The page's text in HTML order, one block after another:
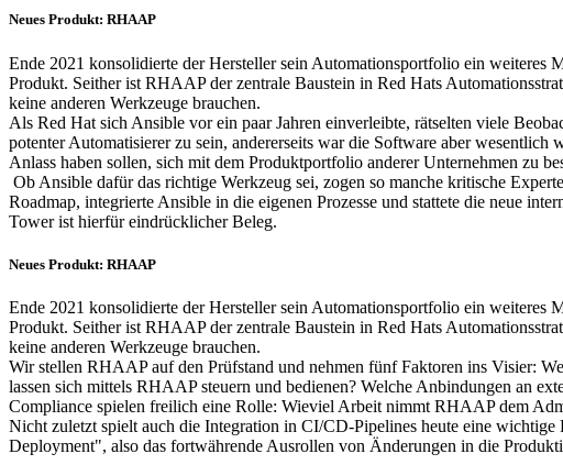
Neues Produkt: RHAAP
Ende 2021 konsolidierte der Hersteller sein Automationsportfolio ein
Produkt. Seither ist RHAAP der zentrale Baustein in Red Hats
keine anderen Werkzeuge brauchen.
Als Red Hat sich Ansible vor ein paar Jahren einverleibte, rätselten viele
potenter Automatisierer zu sein, andererseits war die Software aber
Anlass haben sollen, sich mit dem Produktportfolio anderer Unternehmen zu
Ob Ansible dafür das richtige Werkzeug sei, zogen so manche kritische
Roadmap, integrierte Ansible in die eigenen Prozesse und stattete die neue
Tower ist hierfür eindrücklicher Beleg.
Neues Produkt: RHAAP
Ende 2021 konsolidierte der Hersteller sein Automationsportfolio ein
Produkt. Seither ist RHAAP der zentrale Baustein in Red Hats
keine anderen Werkzeuge brauchen.
Wir stellen RHAAP auf den Prüfstand und nehmen fünf Faktoren ins Visier:
lassen sich mittels RHAAP steuern und bedienen? Welche Anbindungen an
Compliance spielen freilich eine Rolle: Wieviel Arbeit nimmt RHAAP dem
Nicht zuletzt spielt auch die Integration in CI/CD-Pipelines heute eine
Deployment", also das fortwährende Ausrollen von Änderungen in die